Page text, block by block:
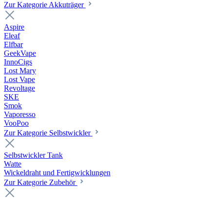
Zur Kategorie Akkuträger
Aspire
Eleaf
Elfbar
GeekVape
InnoCigs
Lost Mary
Lost Vape
Revoltage
SKE
Smok
Vaporesso
VooPoo
Zur Kategorie Selbstwickler
Selbstwickler Tank
Watte
Wickeldraht und Fertigwicklungen
Zur Kategorie Zubehör